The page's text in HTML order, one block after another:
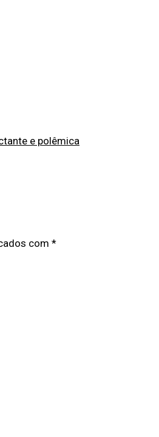
e polêmica
com *